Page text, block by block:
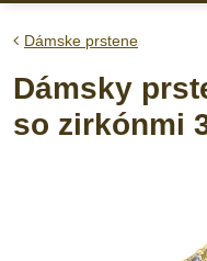
Dámske prstene
Dámsky
so zirkónmi